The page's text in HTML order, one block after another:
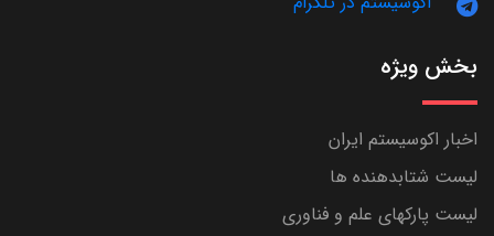
بخش ویژه
اخبار اکوسیستم ایران
لیست شتابدهنده ها
لیست پارکهای علم و فناوری